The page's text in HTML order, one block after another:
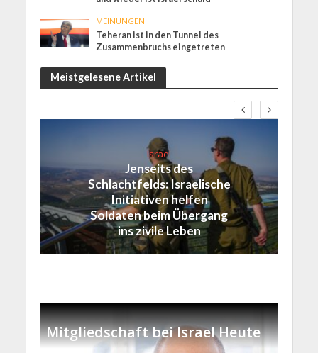
MEINUNGEN
Teheran ist in den Tunnel des
Zusammenbruchs eingetreten
Meistgelesene Artikel
Israel
Jenseits des
Schlachtfelds: Israelische
Initiativen helfen
Soldaten beim Übergang
ins zivile Leben
Mitgliedschaft bei Israel Heute